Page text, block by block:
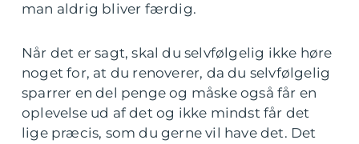
man aldrig bliver færdig.
Når det er sagt, skal du selvfølgelig ikke høre
noget for, at du renoverer, da du selvfølgelig
sparrer en del penge og måske også får en
oplevelse ud af det og ikke mindst får det
lige præcis, som du gerne vil have det. Det